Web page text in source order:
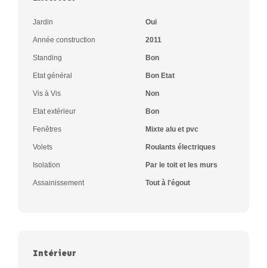
Jardin Oui
Année construction 2011
Standing Bon
Etat général Bon Etat
Vis à Vis Non
Etat extérieur Bon
Fenêtres Mixte alu et pvc
Volets Roulants électriques
Isolation Par le toit et les murs
Assainissement Tout à l'égout
Intérieur